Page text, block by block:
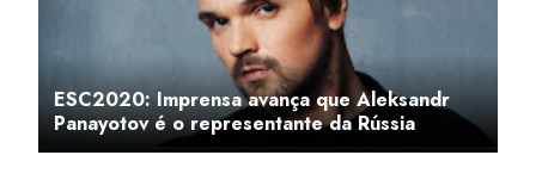
ESC2020: Imprensa avança que Aleksandr
Panayotov é o representante da Rússia